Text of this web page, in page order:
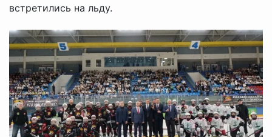
встретились на льду.